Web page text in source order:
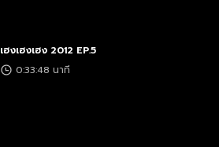
เฮงเฮงเฮง 2012 EP.5
0:33:48 นาที